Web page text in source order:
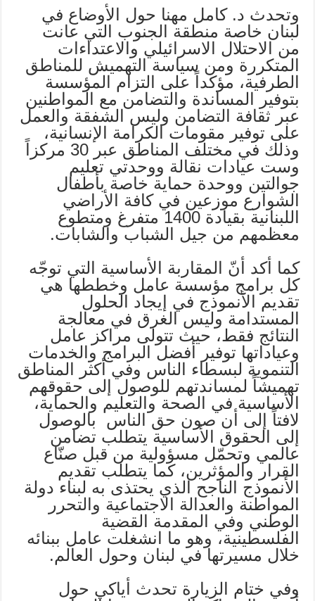
وتحدث د. كامل مهنا حول الأوضاع في
لبنان خاصة منطقة الجنوب التي عانت
من الاحتلال الاسرائيلي والاعتداءات
المتكررة ومن سياسة التهميش للمناطق
الطرفية، مؤكداً على التزام المؤسسة
بتوفير المساندة والتضامن مع المواطنين
عبر ثقافة التضامن وليس الشفقة والعمل
على توفير مقومات الكرامة الإنسانية،
وذلك في مختلف المناطق عبر 30 مركزاً
وست عيادات نقالة ووحدتي تعليم
جوالتين ووحدة حماية خاصة بأطفال
الشوارع موزعين في كافة الأراضي
اللبنانية بقيادة 1400 متفرغ ومتطوع
معظمهم من جيل الشباب والشابات.
كما أكد أنّ المقاربة الأساسية التي توجّه
كل برامج مؤسسة عامل وخططها هي
تقديم الأنموذج في إيجاد الحلول
المستدامة وليس الغرق في معالجة
النتائج فقط، حيث تتولى مراكز عامل
وعياداتها توفير أفضل البرامج والخدمات
التنموية لبسطاء الناس وفي أكثر المناطق
تهميشاً لمساندتهم للوصول إلى حقوقهم
الأساسية في الصحة والتعليم والحماية،
لافتاً إلى أن صون حق الناس بالوصول
إلى الحقوق الأساسية يتطلب تضامن
عالمي وتحمّل مسؤولية من قبل صنّاع
القرار والمؤثرين، كما يتطلب تقديم
الأنموذج الناجح الذي يحتذى به لبناء دولة
المواطنة والعدالة الاجتماعية والتحرر
الوطني وفي المقدمة القضية
الفلسطينية، وهو ما انشغلت عامل ببنائه
خلال مسيرتها في لبنان وحول العالم.
وفي ختام الزيارة تحدث أياكي حول